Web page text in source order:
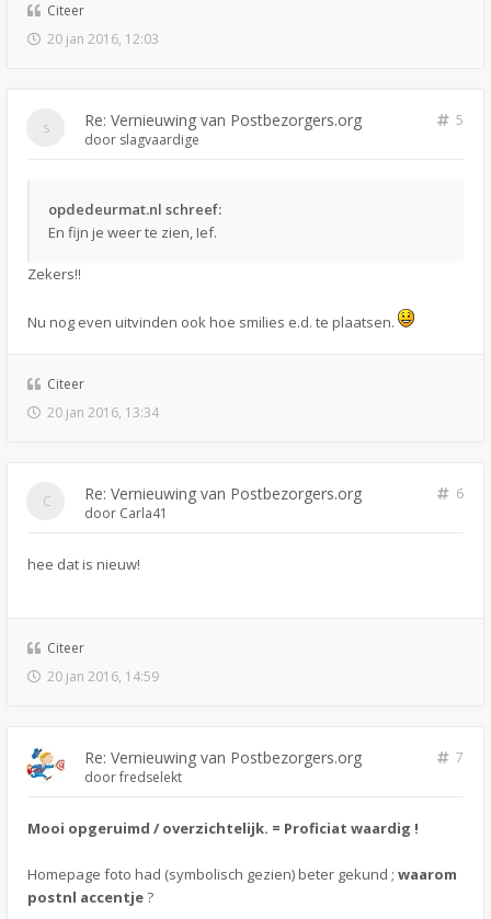
Citeer
20 jan 2016, 12:03
Re: Vernieuwing van Postbezorgers.org
5
door slagvaardige
opdedeurmat.nl schreef:
En fijn je weer te zien, Ief.
Zekers!!
Nu nog even uitvinden ook hoe smilies e.d. te plaatsen.
Citeer
20 jan 2016, 13:34
Re: Vernieuwing van Postbezorgers.org
6
door Carla41
hee dat is nieuw!
Citeer
20 jan 2016, 14:59
Re: Vernieuwing van Postbezorgers.org
7
doorfredselekt
Mooi opgeruimd / overzichtelijk. = Proficiat waardig !
Homepage foto had (symbolisch gezien) beter gekund ; waarom
postnl accentje?